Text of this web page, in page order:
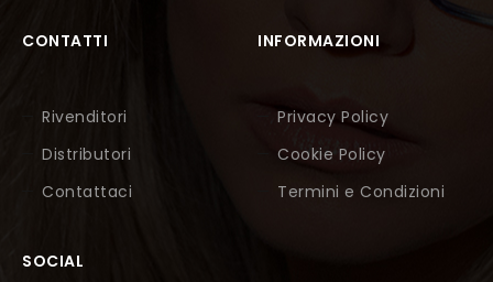
CONTATTI
Rivenditori
Distributori
Contattaci
INFORMAZIONI
Privacy Policy
Cookie Policy
Termini e Condizioni
SOCIAL